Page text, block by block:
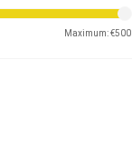
Maximum: €500